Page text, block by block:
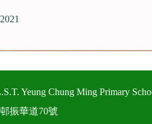
Yeung Chung Ming Primary
振華道70號